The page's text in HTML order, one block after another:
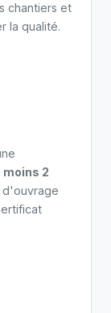
chantiers et
la qualité.
2
d'ouvrage